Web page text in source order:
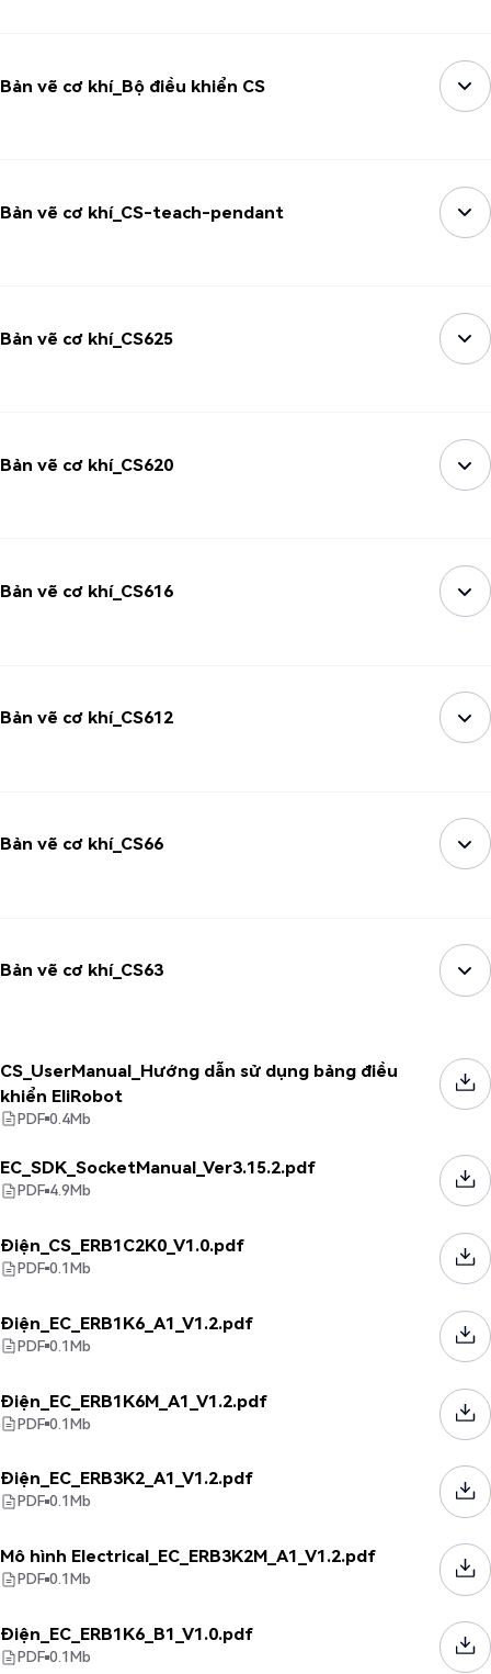
Bản vẽ cơ khí_Bộ điều khiển CS
Bản vẽ cơ khí_CS-teach-pendant
Bản vẽ cơ khí_CS625
Bản vẽ cơ khí_CS620
Bản vẽ cơ khí_CS616
Bản vẽ cơ khí_CS612
Bản vẽ cơ khí_CS66
Bản vẽ cơ khí_CS63
CS_UserManual_Hướng dẫn sử dụng bảng điều
khiển EliRobot
PDF 0.4Mb
EC_SDK_SocketManual_Ver3.15.2.pdf
PDF 4.9Mb
Điện_CS_ERB1C2K0_V1.0.pdf
PDF 0.1Mb
Điện_EC_ERB1K6_A1_V1.2.pdf
PDF 0.1Mb
Điện_EC_ERB1K6M_A1_V1.2.pdf
PDF 0.1Mb
Điện_EC_ERB3K2_A1_V1.2.pdf
PDF 0.1Mb
Mô hình Electrical_EC_ERB3K2M_A1_V1.2.pdf
PDF 0.1Mb
Điện_EC_ERB1K6_B1_V1.0.pdf
PDF 0.1Mb